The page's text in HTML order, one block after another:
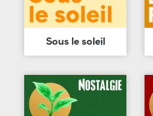
Sous le soleil